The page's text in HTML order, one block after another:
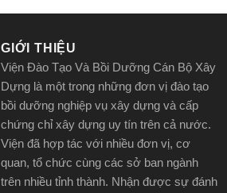
GIỚI THIỆU
Viện Đào Tạo Và Bồi Dưỡng Cán Bộ Xây
Dựng là một trong những đơn vị đào tạo
bồi dưỡng nghiệp vụ xây dựng và cấp
chứng chỉ xây dựng uy tín trên cả nước.
Viện đã hợp tác với nhiều đơn vị, cơ
quan, tổ chức cùng các sở ban ngành
trên nhiều tỉnh thành. Nhận được sự đánh